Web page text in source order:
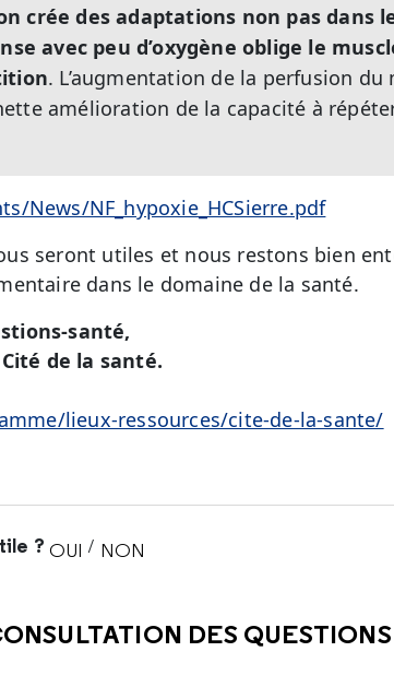
crée des adaptations non pas dans
avec peu d’oxygène oblige le
. L’augmentation de la perfusion du
amélioration de la capacité à
News/NF_hypoxie_HCSierre.pdf
seront utiles et nous restons bien
dans le domaine de la santé.
santé,
de la santé.
lieux-ressources/cite-de-la-sante/
? OUI / NON
DES